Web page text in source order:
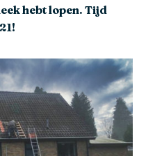
hebt lopen. Tijd